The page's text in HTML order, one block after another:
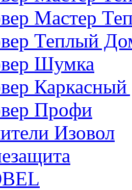
Мастер
Теплый
Шумка
Профи
Изовол